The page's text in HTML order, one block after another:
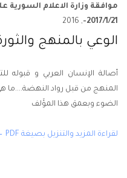
2017/1/21-
, 2016
الوعي بالمنهج
أصالة الإنسان العربي و
المنهج من قبل رواد النهضة....ما
الضوء وبعمق هذا المؤَلف
لقراءة المزيد والتنزيل بصيغة PDF ←